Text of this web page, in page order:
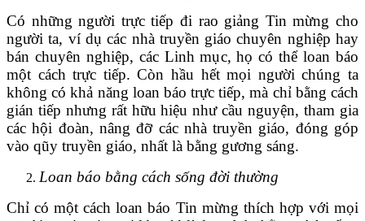
Có những người trực tiếp đi rao giảng Tin mừng cho
người ta, ví dụ các nhà truyền giáo chuyên nghiệp hay
bán chuyên nghiệp, các Linh mục, họ có thể loan báo
một cách trực tiếp. Còn hầu hết mọi người chúng ta
không có khả năng loan báo trực tiếp, mà chỉ bằng cách
gián tiếp nhưng rất hữu hiệu như cầu nguyện, tham gia
các hội đoàn, nâng đỡ các nhà truyền giáo, đóng góp
vào qũy truyền giáo, nhất là bằng gương sáng.
Loan báo bằng cách sống đời thường
Chỉ có một cách loan báo Tin mừng thích hợp với mọi